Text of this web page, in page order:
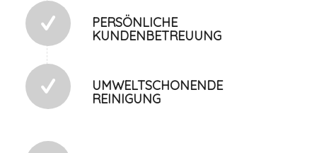
PERSÖNLICHE
KUNDENBETREUUNG
UMWELTSCHONENDE
REINIGUNG